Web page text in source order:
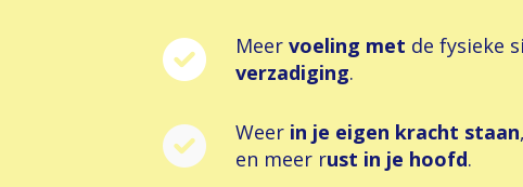
Meer voeling met de fysieke
verzadiging.
Weer in je eigen kracht staan
en meer rust in je hoofd.